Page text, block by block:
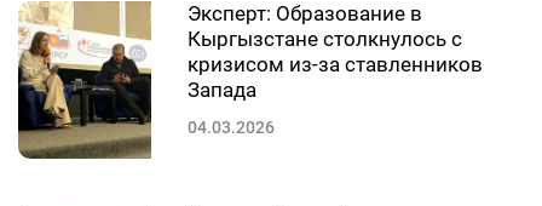
Эксперт: Образование в
Кыргызстане столкнулось с
кризисом из-за ставленников
Запада
04.03.2026